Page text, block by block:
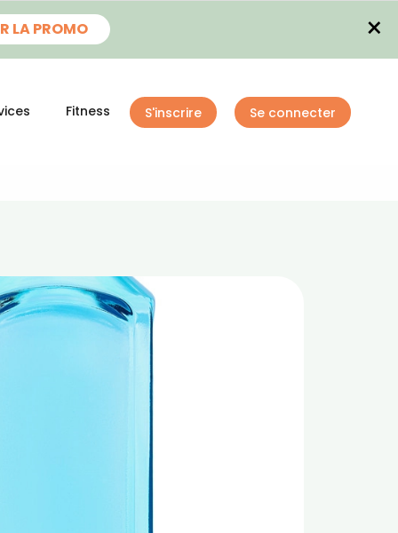
LA PROMO ×
Fitness S'inscrire Se connecter